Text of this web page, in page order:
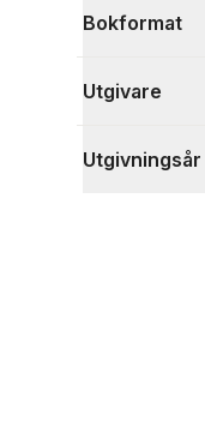
Bokformat
Utgivare
Utgivningsår